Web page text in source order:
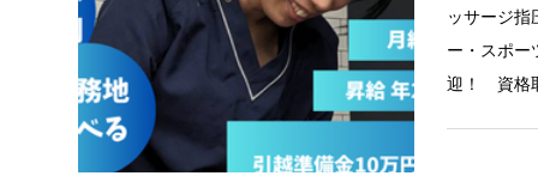
ッサージ指
ー・スポ
迎！ 資格